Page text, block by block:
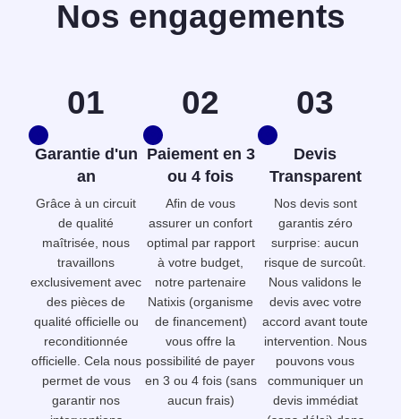
Nos engagements
01
Garantie d'un
an
Grâce à un circuit
de qualité
maîtrisée, nous
travaillons
exclusivement avec
des pièces de
qualité officielle ou
reconditionnée
officielle. Cela nous
permet de vous
garantir nos
02
Paiement en 3
ou 4 fois
Afin de vous
assurer un confort
optimal par rapport
à votre budget,
notre partenaire
Natixis (organisme
de financement)
vous offre la
possibilité de payer
en 3 ou 4 fois (sans
aucun frais)
03
Devis
Transparent
Nos devis sont
garantis zéro
surprise: aucun
risque de surcoût.
Nous validons le
devis avec votre
accord avant toute
intervention. Nous
pouvons vous
communiquer un
devis immédiat